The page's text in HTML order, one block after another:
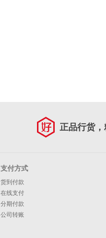
正品行货
支付方式
货到付款
在线支付
分期付款
公司转账